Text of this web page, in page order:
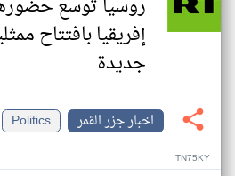
روسيا توسع
جديدة
اخبار جزر القمر
Politics
TN75KY